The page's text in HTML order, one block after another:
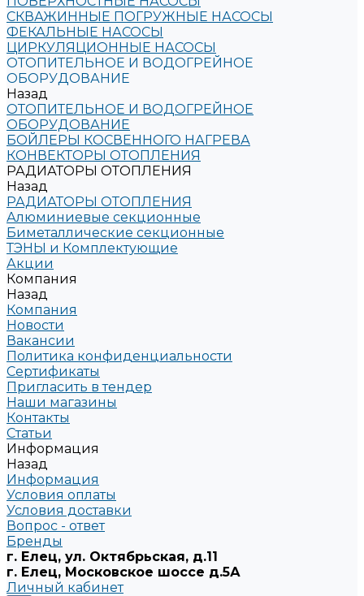
СКВАЖИННЫЕ ПОГРУЖНЫЕ НАСОСЫ
ФЕКАЛЬНЫЕ НАСОСЫ
ЦИРКУЛЯЦИОННЫЕ НАСОСЫ
ОТОПИТЕЛЬНОЕ И ВОДОГРЕЙНОЕ
ОБОРУДОВАНИЕ
Назад
ОТОПИТЕЛЬНОЕ И ВОДОГРЕЙНОЕ
ОБОРУДОВАНИЕ
БОЙЛЕРЫ КОСВЕННОГО НАГРЕВА
КОНВЕКТОРЫ ОТОПЛЕНИЯ
РАДИАТОРЫ ОТОПЛЕНИЯ
Назад
РАДИАТОРЫ ОТОПЛЕНИЯ
Алюминиевые секционные
Биметаллические секционные
ТЭНЫ и Комплектующие
Акции
Компания
Назад
Компания
Новости
Вакансии
Политика конфиденциальности
Сертификаты
Пригласить в тендер
Наши магазины
Контакты
Статьи
Информация
Назад
Информация
Условия оплаты
Условия доставки
Вопрос - ответ
Бренды
г. Елец, ул. Октябрьская, д.11
г. Елец, Московское шоссе д.5А
Личный кабинет